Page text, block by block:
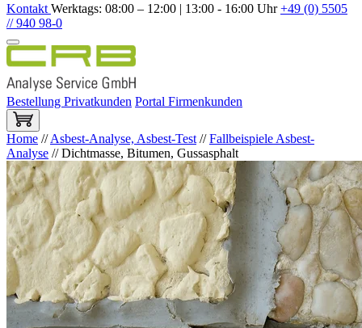
Kontakt Werktags: 08:00 – 12:00 | 13:00 - 16:00 Uhr+49 (0) 5505
// 940 98-0
Bestellung Privatkunden Portal Firmenkunden
Home //Asbest-Analyse, Asbest-Test //Fallbeispiele Asbest-
Analyse //Dichtmasse, Bitumen, Gussasphalt